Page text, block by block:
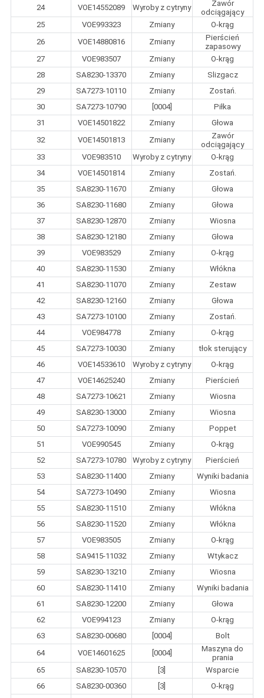
24 VOE14552089 Wyroby z cytryny
Zawór
odciągający
25
VOE993323 Zmiany
O-krąg
26
VOE14880816 Zmiany
Pierścień
zapasowy
27
VOE983507 Zmiany
O-krąg
28
SA8230-13370 Zmiany
Slizgacz
29
SA7273-10110 Zmiany
Zostań.
30
SA7273-10790 [0004]
Piłka
31
VOE14501822 Zmiany
Głowa
32
VOE14501813 Zmiany
Zawór
odciągający
33
VOE983510 Wyroby z cytryny
O-krąg
34
VOE14501814 Zmiany
Zostań.
35
SA8230-11670 Zmiany
Głowa
36
SA8230-11680 Zmiany
Głowa
37
SA8230-12870 Zmiany
Wiosna
38
SA8230-12180 Zmiany
Głowa
39
VOE983529 Zmiany
O-krąg
40
SA8230-11530 Zmiany
Włókna
41
SA8230-11070 Zmiany
Zestaw
42
SA8230-12160 Zmiany
Głowa
43
SA7273-10100 Zmiany
Zostań.
44
VOE984778 Zmiany
O-krąg
45
SA7273-10030 Zmiany
tłok sterujący
46
VOE14533610 Wyroby z cytryny
O-krąg
47
VOE14625240 Zmiany
Pierścień
48
SA7273-10621 Zmiany
Wiosna
49
SA8230-13000 Zmiany
Wiosna
50
SA7273-10090 Zmiany
Poppet
51
VOE990545 Zmiany
O-krąg
52
SA7273-10780 Wyroby z cytryny
Pierścień
53
SA8230-11400 Zmiany
Wyniki badania
54
SA7273-10490 Zmiany
Wiosna
55
SA8230-11510 Zmiany
Włókna
56
SA8230-11520 Zmiany
Włókna
57
VOE983505 Zmiany
O-krąg
58
SA9415-11032 Zmiany
Wtykacz
59
SA8230-13210 Zmiany
Wiosna
60
SA8230-11410 Zmiany
Wyniki badania
61
SA8230-12200 Zmiany
Głowa
62
VOE994123 Zmiany
O-krąg
63
SA8230-00680 [0004]
Bolt
64
VOE14601625 [0004]
Maszyna do
prania
65
SA8230-10570 [3]
Wsparcie
66
SA8230-00360 [3] O-krąg